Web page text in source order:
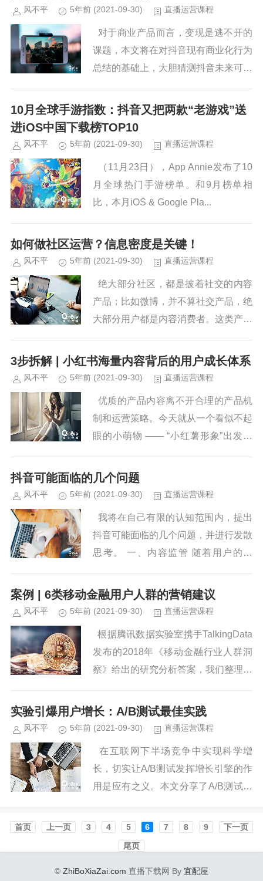
风不平 5年前 (2021-09-30) 直播运营课程
对于商业产品而言，变现是逃不开的
课题，本文将在对抖音现有商业化行为
总结的基础上，大胆猜测抖音未来可能
10月全球手游指数：抖音又把两款“老游戏”送
进iOS中国下载榜TOP10
风不平 5年前 (2021-09-30) 直播运营课程
（11月23日），App Annie发布了10
月全球热门手游榜单。和9月榜单相
比，本月iOS & Google Pla...
如何做社区运营？信息密度是关键！
风不平 5年前 (2021-09-30) 直播运营课程
绝大部分社区，都是披着社交的内容
产品；比如微博，并不算社交产品，绝
大部分用户都是内容消费者。这类产品
3步拆解 | 小红书海量内容背后的用户成长体系
风不平 5年前 (2021-09-30) 直播运营课程
优质的产品内容离不开合理的产品机
制和运营策略。今天就从一个看似不起
眼的小萌物 —— “小红薯形象”出发，
抖音可能面临的几个问题
风不平 5年前 (2021-09-30) 直播运营课程
我将在自己有限的认知范围内，提出
抖音可能面临的几个问题，并进行发散
思考。 一、内容监管 随着用户的激
案例 | 6类移动金融用户人群的营销建议
风不平 5年前 (2021-09-30) 直播运营课程
根据腾讯数据实验室携手TalkingData
发布的2018年《移动金融行业人群洞
察》给出的研究分析答案，我们整理出
实验引爆用户增长：A/B测试最佳实践
风不平 5年前 (2021-09-30) 直播运营课程
在互联网下半场竞争中实现科学增
长，切实让A/B测试发挥增长引擎的作
用是应有之义。本文分享了A/B测试对
首页️ 上一页 3 4 5 6 7 8 9
下一页
尾页
© ZhiBoXiaZai.com 直播下载网 By 宜配屋